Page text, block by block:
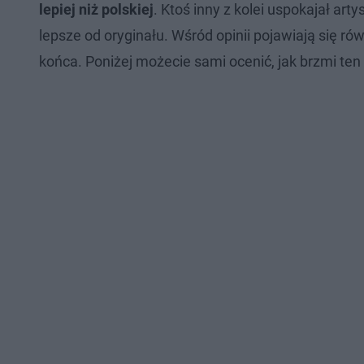
lepiej niż polskiej. Ktoś inny z kolei uspokajał
lepsze od oryginału. Wśród opinii pojawiają się
końca. Poniżej możecie sami ocenić, jak brzmi ten